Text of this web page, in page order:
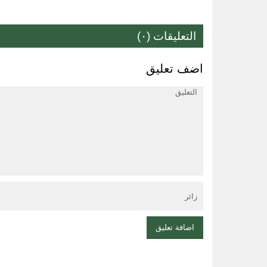
التعليقات (٠)
اضف تعليق